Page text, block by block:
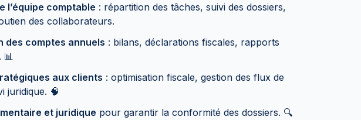
l’équipe comptable : répartition des tâches, suivi des dossiers,
des collaborateurs.
des comptes annuels : bilans, déclarations fiscales, rapports
aux clients : optimisation fiscale, gestion des flux de
juridique. 🧠
et juridique pour garantir la conformité des dossiers. 🔍